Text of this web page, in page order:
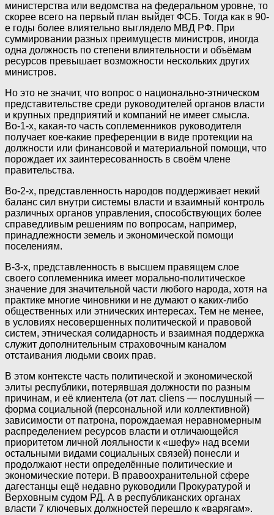
министерства или ведомства на федеральном уровне, то
скорее всего на первый план выйдет ФСБ. Тогда как в 90-
е годы более влиятельно выглядело МВД РФ. При
суммировании разных преимуществ министров, иногда
одна должность по степени влиятельности и объёмам
ресурсов превышает возможности нескольких других
министров.
Но это не значит, что вопрос о национально-этническом
представительстве среди руководителей органов власти
и крупных предприятий и компаний не имеет смысла.
Во-1-х, какая-то часть соплеменников руководителя
получает кое-какие преференции в виде протекции на
должности или финансовой и материальной помощи, что
порождает их заинтересованность в своём члене
правительства.
Во-2-х, представленность народов поддерживает некий
баланс сил внутри системы власти и взаимный контроль
различных органов управления, способствующих более
справедливым решениям по вопросам, например,
принадлежности земель и экономической помощи
поселениям.
В-3-х, представленность в высшем правящем слое
своего соплеменника имеет морально-политическое
значение для значительной части любого народа, хотя на
практике многие чиновники и не думают о каких-либо
общественных или этнических интересах. Тем не менее,
в условиях несовершенных политической и правовой
систем, этническая солидарность и взаимная поддержка
служит дополнительным страховочным каналом
отстаивания людьми своих прав.
В этом контексте часть политической и экономической
элиты республики, потерявшая должности по разным
причинам, и её клиентела (от лат. cliens — послушный —
форма социальной (персональной или коллективной)
зависимости от патрона, порождаемая неравномерным
распределением ресурсов власти и отличающейся
приоритетом личной лояльности к «шефу» над всеми
остальными видами социальных связей) понесли и
продолжают нести определённые политические и
экономические потери. В правоохранительной сфере
дагестанцы ещё недавно руководили Прокуратурой и
Верховным судом РД. А в республиканских органах
власти 7 ключевых должностей перешло к «варягам».